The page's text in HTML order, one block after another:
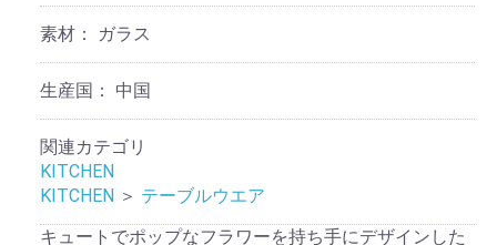
素材： ガラス
生産国： 中国
関連カテゴリ
KITCHEN
KITCHEN ＞ テーブルウエア
キュートでポップなフラワーを持ち手にデザインした